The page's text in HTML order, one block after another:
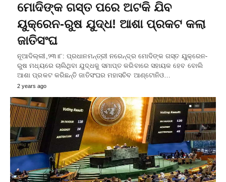
ମୋଦିଙ୍କ ଗସ୍ତ ପରେ ଅଟକି ଯିବ
ୟୁକ୍ରେନ-ରୁଷ ଯୁଦ୍ଧ! ଆଶା ପ୍ରକଟ କଲା
ଜାତିସଂଘ
ନୂଆଦିଲ୍ଲୀ,୨୩।୮: ପ୍ରଧାନମନ୍ତ୍ରୀ ନରେନ୍ଦ୍ର ମୋଦିଙ୍କ ଗସ୍ତ ୟୁକ୍ରେନ-
ରୁଷ ମଧ୍ୟରେ ଚାଲିଥିବା ଯୁଦ୍ଧକୁ ସମାପ୍ତ କରିବାରେ ସହାୟକ ହେବ ବୋଲି
ଆଶା ପ୍ରକଟ କରିଛନ୍ତି ଜାତିସଂଘର ମହାସଚିବ ଆଣ୍ଟୋନିଓ…
2 years ago